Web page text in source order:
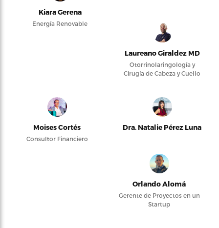
Kiara Gerena
Energía Renovable
Laureano Giraldez MD
Otorrinolaringología y
Cirugía de Cabeza y Cuello
Moises Cortés
Consultor Financiero
Dra. Natalie Pérez Luna
Orlando Alomá
Gerente de Proyectos en un
Startup